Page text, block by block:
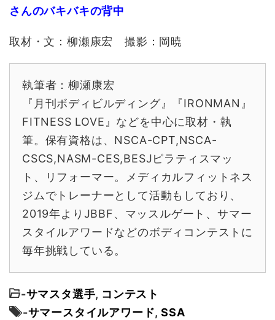
さんのバキバキの背中
取材・文：柳瀬康宏 撮影：岡暁
執筆者：柳瀬康宏
『月刊ボディビルディング』『IRONMAN』
FITNESS LOVE』などを中心に取材・執
筆。保有資格は、NSCA-CPT,NSCA-
CSCS,NASM-CES,BESJピラティスマッ
ト、リフォーマー。メディカルフィットネス
ジムでトレーナーとして活動もしており、
2019年よりJBBF、マッスルゲート、サマー
スタイルアワードなどのボディコンテストに
毎年挑戦している。
-サマスタ選手, コンテスト
-サマースタイルアワード,SSA